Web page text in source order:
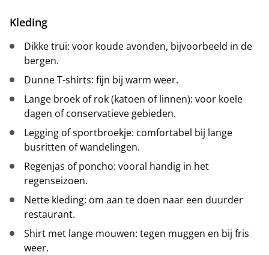
Kleding
Dikke trui: voor koude avonden, bijvoorbeeld in de
bergen.
Dunne T-shirts: fijn bij warm weer.
Lange broek of rok (katoen of linnen): voor koele
dagen of conservatieve gebieden.
Legging of sportbroekje: comfortabel bij lange
busritten of wandelingen.
Regenjas of poncho: vooral handig in het
regenseizoen.
Nette kleding: om aan te doen naar een duurder
restaurant.
Shirt met lange mouwen: tegen muggen en bij fris
weer.